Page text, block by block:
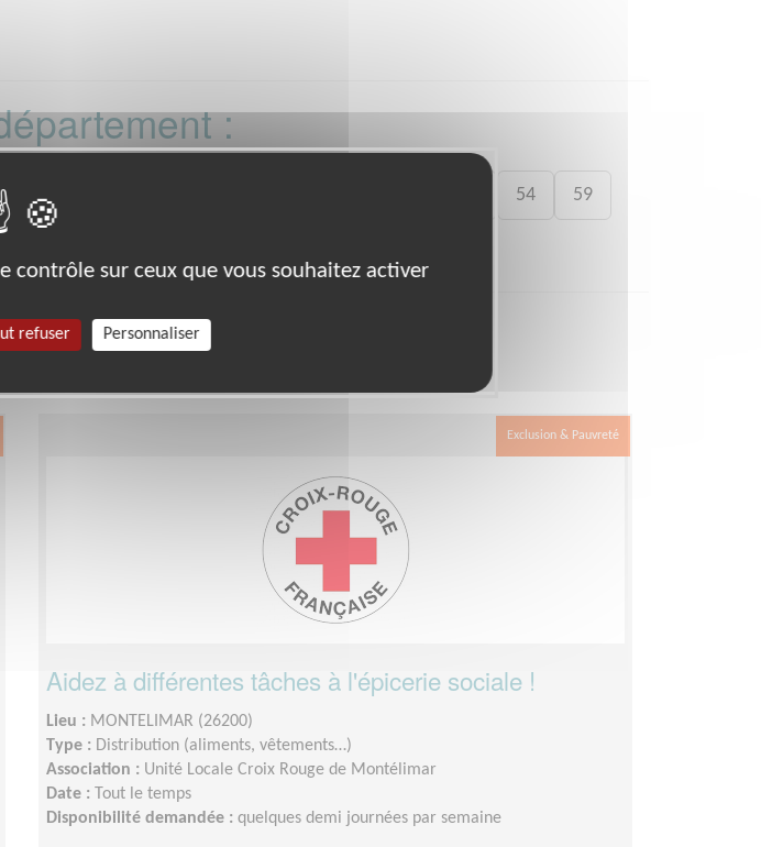
:
29 54 59
dans cette association
Exclusion & Pauvreté
Aidez à différentes tâches à l'épicerie sociale !
Lieu : MONTELIMAR (26200)
Type : Distribution (aliments, vêtements…)
Association : Unité Locale Croix Rouge de Montélimar
Date :
Tout le temps
Disponibilité demandée : quelques demi journées par semaine
contrôle sur ceux que vous souhaitez activer
refuser Personnaliser